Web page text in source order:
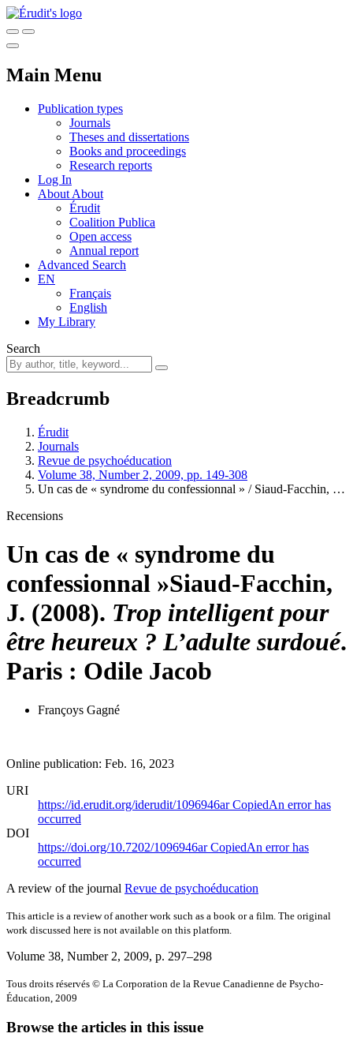
Main Menu
Publication types
Journals
Theses and dissertations
Books and proceedings
Research reports
Log In
About About
Érudit
Coalition Publica
Open access
Annual report
Advanced Search
EN
Français
English
My Library
Search
Breadcrumb
Érudit
Journals
Revue de psychoéducation
Volume 38, Number 2, 2009, pp. 149-308
Un cas de « syndrome du confessionnal » / Siaud-Facchin, …
Recensions
Un cas de « syndrome du
confessionnal »Siaud-Facchin,
J. (2008). Trop intelligent pour
être heureux ? L’adulte surdoué.
Paris : Odile Jacob
Françoys Gagné
Online publication: Feb. 16, 2023
URI
https://id.erudit.org/iderudit/1096946arCopiedAn error has
occurred
DOI
https://doi.org/10.7202/1096946arCopiedAn error has
occurred
A review of the journal Revue de psychoéducation
This article is a review of another work such as a book or a film. The original
work discussed here is not available on this platform.
Volume 38, Number 2, 2009, p. 297–298
Tous droits réservés © La Corporation de la Revue Canadienne de Psycho-
Éducation, 2009
Browse the articles in this issue